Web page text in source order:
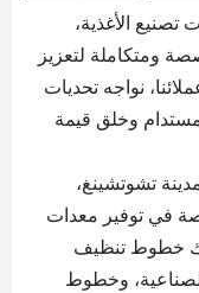
الأغذية،
ومتكاملة لتعزيز
نواجه تحديات
مستدام وخلق قيمة
2014 وتقع في مدينة تشوتشينغ،
في توفير معدات
ذلك خطوط تنظيف
وخطوط